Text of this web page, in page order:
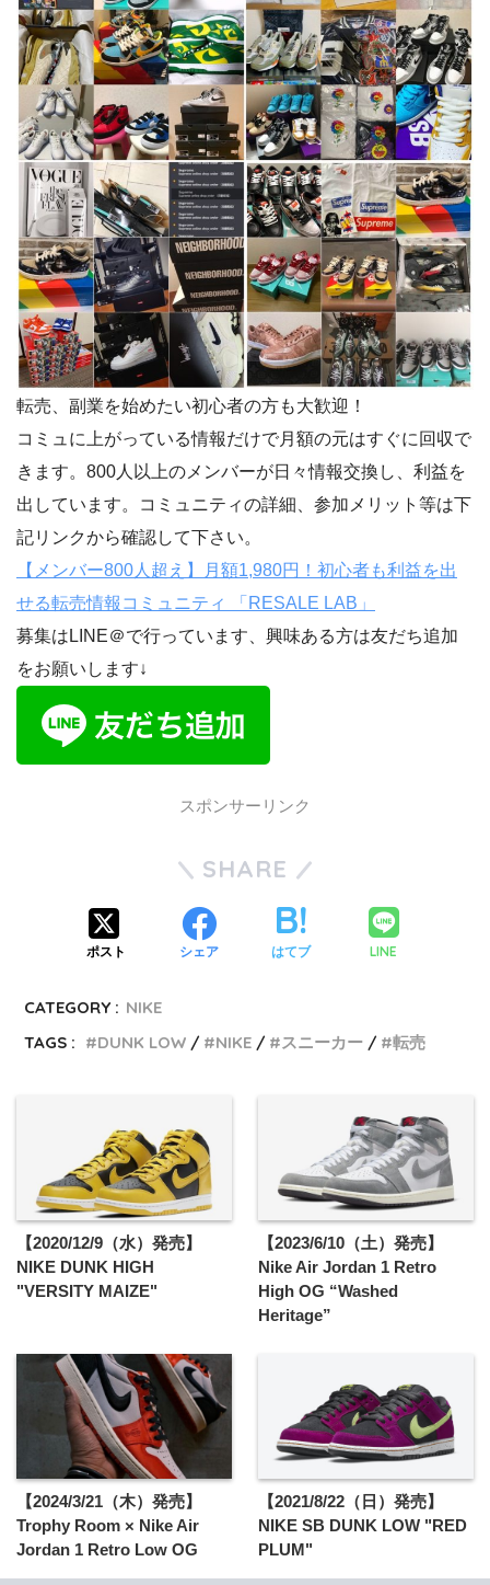
転売、副業を始めたい初心者の方も大歓迎！
コミュに上がっている情報だけで月額の元はすぐに回収で
きます。800人以上のメンバーが日々情報交換し、利益を
出しています。コミュニティの詳細、参加メリット等は下
記リンクから確認して下さい。
【メンバー800人超え】月額1,980円！初心者も利益を出
せる転売情報コミュニティ 「RESALE LAB」
募集はLINE＠で行っています、興味ある方は友だち追加
をお願いします↓
スポンサーリンク
SHARE
ポスト シェア はてブ LINE
CATEGORY : NIKE
TAGS :
DUNK LOW NIKE スニーカー 転売
【2020/12/9（水）発売】
NIKE DUNK HIGH
"VERSITY MAIZE"
【2023/6/10（土）発売】
Nike Air Jordan 1 Retro
High OG “Washed
Heritage”
【2024/3/21（木）発売】
Trophy Room × Nike Air
Jordan 1 Retro Low OG
【2021/8/22（日）発売】
NIKE SB DUNK LOW "RED
PLUM"